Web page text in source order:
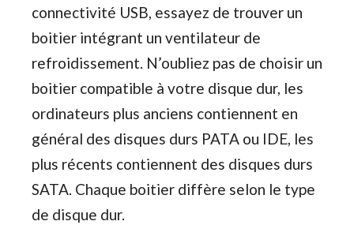
connectivité USB, essayez de trouver un
boitier intégrant un ventilateur de
refroidissement. N’oubliez pas de choisir un
boitier compatible à votre disque dur, les
ordinateurs plus anciens contiennent en
général des disques durs PATA ou IDE, les
plus récents contiennent des disques durs
SATA. Chaque boitier diffère selon le type
de disque dur.